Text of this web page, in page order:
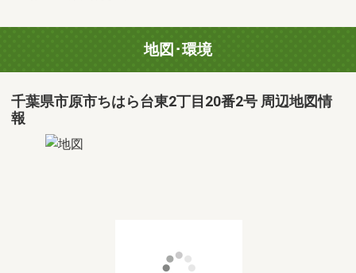
地図･環境
千葉県市原市ちはら台東2丁目20番2号 周辺地図情
報